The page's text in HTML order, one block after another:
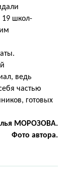
19 школ-
ведь
частью
готовых
МОРОЗОВА.
Фото автора.